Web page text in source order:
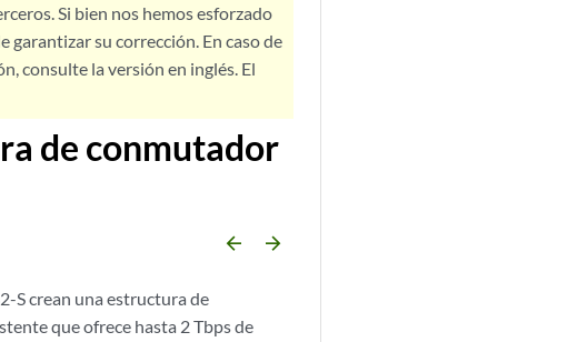
Si bien nos hemos esforzado
su corrección. En caso de
consulte la versión en inglés. El
de conmutador
arrow_backward arrow_forward
S crean una estructura de
que ofrece hasta 2 Tbps de